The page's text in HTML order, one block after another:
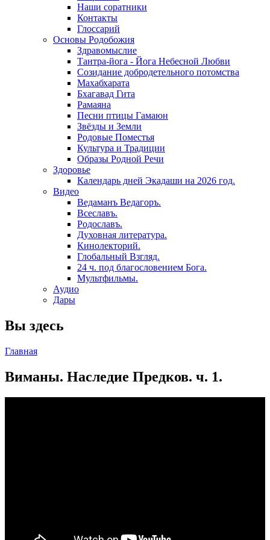
Наши соратники
Контакты
Глоссарий
Основы Родобожия
Здравомыслие
Тантра-йога - Йога Небесной Любви
Созидание добродетельного потомства
Махабхарата
Бхагавад Гита
Рамаяна
Песни птицы Гамаюн
Звёзды и Земли
Родовые Поместья
Культура и Традиции
Образы Родной Речи
Здоровье
Календарь дней Экадаши на 2026 год.
Видео
Ведаманъ Ведагоръ.
Всеславъ.
Родославъ.
Духовная литература.
Кинолекторий.
Глобальный Взгляд.
24 ч. под благословением Бога.
Мультфильмы.
Аудио
Дары
Вы здесь
Главная
Виманы. Наследие Предков. ч. 1.